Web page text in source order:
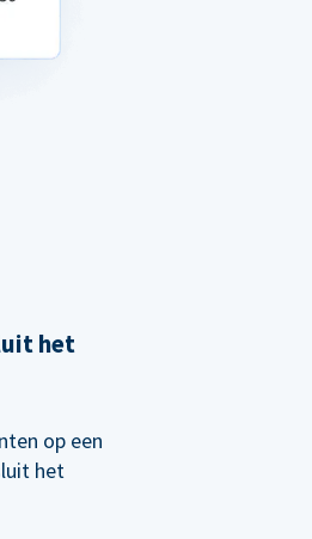
het
op een
het